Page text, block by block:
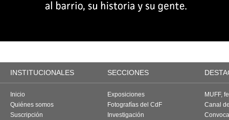
INSTITUCIONALES SECCIONES
Inicio
Quiénes somos
Suscripción
Exposiciones
Fotografías del CdF
Investigación
MUFF,
Canal